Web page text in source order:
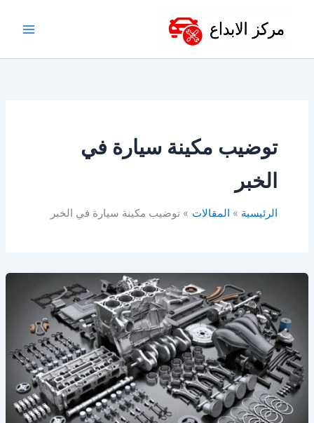
توضيب مكينة سيارة في
الخبر
الرئيسية المقالات توضيب مكينة سيارة في الخبر
في
الخبر
–
الدمام
–
المنطقة
الشرقية